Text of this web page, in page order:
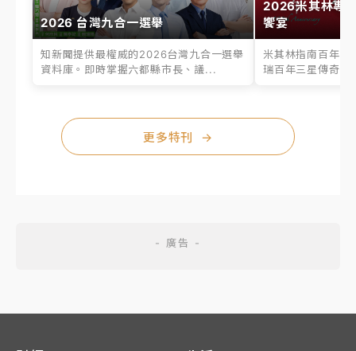
2026 台灣九合一選舉
知新聞提供最權威的2026台灣九合一選舉
資料庫。即時掌握六都縣市長、議...
2026米其林專
饗宴
米其林指南百年之
瑞百年三星傳奇、
更多特刊 →